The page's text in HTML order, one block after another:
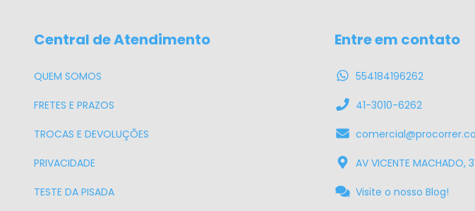
Central de Atendimento
QUEM SOMOS
FRETES E PRAZOS
TROCAS E DEVOLUÇÕES
PRIVACIDADE
TESTE DA PISADA
Entre em contato
554184196262
41-3010-6262
AV VICENTE MACHADO,
Visite o nosso Blog!